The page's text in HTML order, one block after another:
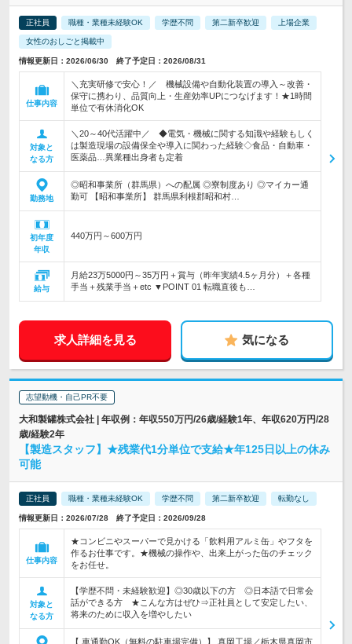
正社員 職種・業種未経験OK 学歴不問 第二新卒歓迎 上場企業
女性のおしごと掲載中
情報更新日：2026/06/30 終了予定日：2026/08/31
仕事内容
＼充実研修で安心！／ 機械設備や自動化装置の導入～改善・
保守に携わり、品質向上・生産効率UPにつなげます！★1時間
単位で有休消化OK
対象と
なる方
＼20～40代活躍中／ ◆電気・機械に関する知識や経験もしく
は製造現場の設備保全や導入に関わった経験◇食品・自動車・
医薬品…異業種出身者も定着
勤務地
◎昭和事業所（群馬県）への配属 ◎寮制度あり ◎マイカー通
勤可 【昭和事業所】 群馬県利根郡昭和村…
初年度
年収
440万円～600万円
給与
月給23万5000円～35万円＋賞与（昨年実績4.5ヶ月分）＋各種
手当＋残業手当＋etc ▼POINT 01 転職直後も…
求人詳細を見る 気になる
志望動機・自己PR不要
大和製罐株式会社 | 年収例：年収550万円/26歳/経験1年、年収620万円/28
歳/経験2年
【製造スタッフ】★残業代1分単位で支給★年125日以上の休み
可能
正社員 職種・業種未経験OK 学歴不問 第二新卒歓迎 転勤なし
情報更新日：2026/07/28 終了予定日：2026/09/28
仕事内容
★コンビニやスーパーで見かける「飲料用アルミ缶」やフタを
作るお仕事です。★機械の操作や、出来上がった缶のチェック
をお任せ。
対象と
なる方
【学歴不問・未経験歓迎】◎30歳以下の方 ◎日本語で日常会
話ができる方 ★こんな方はぜひ⇒正社員として安定したい、
将来のために収入を増やしたい
【 車通勤OK（無料の駐車場完備）】 真岡工場／栃木県真岡市